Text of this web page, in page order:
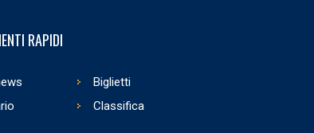
RAPIDI
Biglietti
Classifica